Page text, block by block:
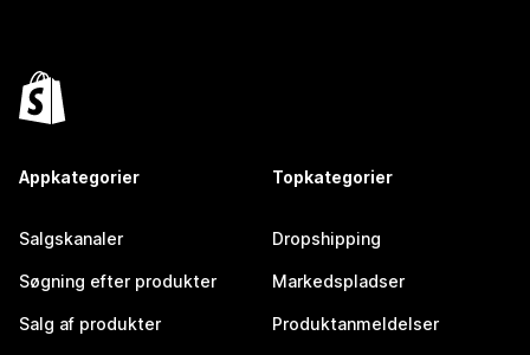
Appkategorier
Salgskanaler
Søgning efter produkter
Salg af produkter
Topkategorier
Dropshipping
Markedspladser
Produktanmeldelser